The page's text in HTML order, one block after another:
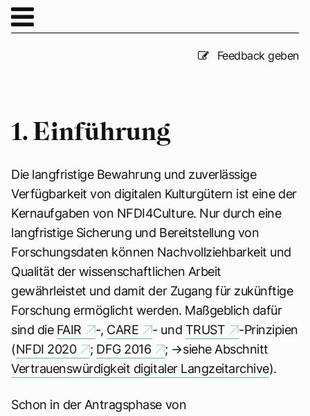
Feedback geben
1. Einführung
Die langfristige Bewahrung und zuverlässige
Verfügbarkeit von digitalen Kulturgütern ist eine der
Kernaufgaben von NFDI4Culture. Nur durch eine
langfristige Sicherung und Bereitstellung von
Forschungsdaten können Nachvollziehbarkeit und
Qualität der wissenschaftlichen Arbeit
gewährleistet und damit der Zugang für zukünftige
Forschung ermöglicht werden. Maßgeblich dafür
sind die FAIR -, CARE - und TRUST
-Prinzipien
(NFDI 2020 ; DFG 2016
; →siehe Abschnitt
Vertrauenswürdigkeit digitaler Langzeitarchive).
Schon in der Antragsphase von